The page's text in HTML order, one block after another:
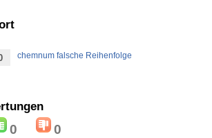
chemnum falsche Reihenfolge
0 0